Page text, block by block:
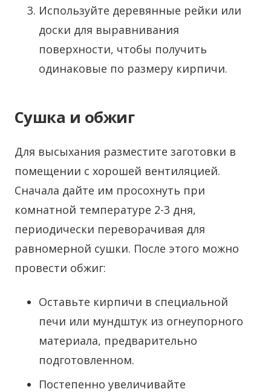
Используйте деревянные рейки или
доски для выравнивания
поверхности, чтобы получить
одинаковые по размеру кирпичи.
Сушка и обжиг
Для высыхания разместите заготовки в
помещении с хорошей вентиляцией.
Сначала дайте им просохнуть при
комнатной температуре 2-3 дня,
периодически переворачивая для
равномерной сушки. После этого можно
провести обжиг:
Оставьте кирпичи в специальной
печи или мундштук из огнеупорного
материала, предварительно
подготовленном.
Постепенно увеличивайте